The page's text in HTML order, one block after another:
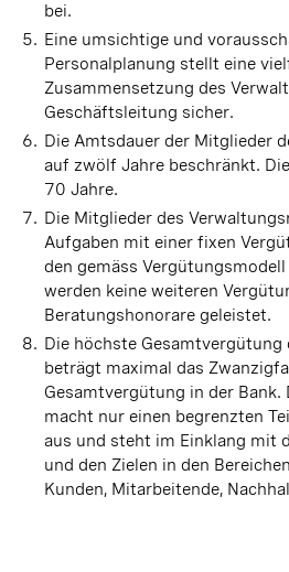
bei.
Eine umsichtige und
Personalplanung stellt eine
Zusammensetzung des
Geschäftsleitung sicher.
Die Amtsdauer der Mitglieder
auf zwölf Jahre beschränkt.
70 Jahre.
Die Mitglieder des
Aufgaben mit einer fixen
den gemäss
werden keine weiteren
Beratungshonorare geleistet.
Die höchste
beträgt maximal das
Gesamtvergütung in der Bank.
macht nur einen begrenzten
aus und steht im Einklang mit
und den Zielen in den
Kunden, Mitarbeitende,